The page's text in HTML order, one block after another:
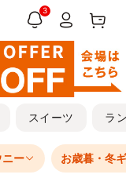
3
スイーツ ラ
ニー お歳暮・冬